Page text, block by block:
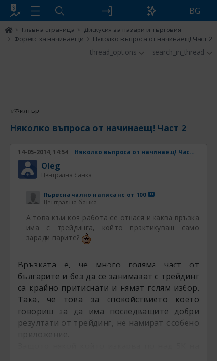
BG
Главна страница
Дискусия за пазари и търговия
Форекс за начинаещи
Няколко въпроса от начинаещ! Част 2
thread_options search_in_thread
Филтър
Няколко въпроса от начинаещ! Част 2
14-05-2014, 14:54 Няколко въпроса от начинаещ! Част 2
Oleg
Централна банка
Първоначално написано от 100
Централна банка
А това към коя работа се отнася и каква връзка
има с трейдинга, който практикуваш само
заради парите?
Връзката е, че много голяма част от
българите и без да се занимават с трейдинг
са крайно притиснати и нямат голям избор.
Така, че това за спокойствието което
говориш за да има последващите добри
резултати от трейдинг, не намират особено